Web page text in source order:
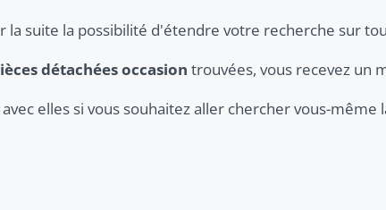
la suite la possibilité d'étendre votre recherche sur
détachées occasion trouvées, vous recevez un
elles si vous souhaitez aller chercher vous-